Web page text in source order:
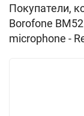
Покупатели,
Borofone
microphone -